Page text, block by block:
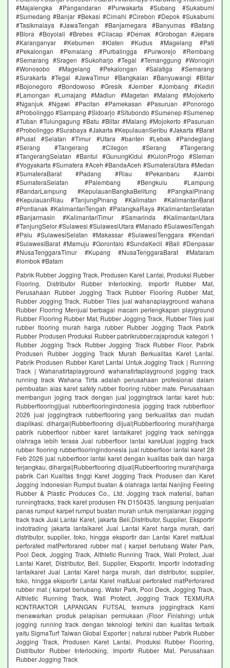
#Majalengka #Pangandaran #Purwakarta #Subang #Sukabumi
#Sumedang #Banjar #Bekasi #Cimahi #Cirebon #Depok #Sukabumi
#Tasikmalaya #JawaTengah #Banjarnegara #Banyumas #Batang
#Blora #Boyolali #Brebes #Cilacap #Demak #Grobogan #Jepara
#Karanganyar #Kebumen #Klaten #Kudus #Magelang #Pati
#Pekalongan #Pemalang #Purbalingga #Purworejo #Rembang
#Semarang #Sragen #Sukoharjo #Tegal #Temanggung #Wonogiri
#Wonosobo #Magelang #Pekalongan #Salatiga #Semarang
#Surakarta #Tegal #JawaTimur #Bangkalan #Banyuwangi #Blitar
#Bojonegoro #Bondowoso #Gresik #Jember #Jombang #Kediri
#Lamongan #Lumajang #Madiun #Magetan #Malang #Mojokerto
#Nganjuk #Ngawi #Pacitan #Pamekasan #Pasuruan #Ponorogo
#Probolinggo #Sampang #Sidoarjo #Situbondo #Sumenep #Sumenep
#Tuban #Tulungagung #Batu #Blitar #Malang #Mojokerto #Pasuruan
#Probolinggo #Surabaya #Jakarta #KepulauanSeribu #Jakarta #Barat
#Pusat #Selatan #Timur #Utara #banten #Lebak #Pandeglang
#Serang #Tangerang #Cilegon #Serang #Tangerang
#TangerangSelatan #Bantul #GunungKidul #KulonProgo #Sleman
#Yogyakarta #Sumatera #Aceh #BandaAceh #SumateraUtara #Medan
#SumateraBarat #Padang #Riau #Pekanbaru #Jambi
#SumateraSelatan #Palembang #Bengkulu #Lampung
#BandarLampung #KepulauanBangkaBelitung #PangkalPinang
#KepulauanRiau #TanjungPinang #Kalimatan #KalimantanBarat
#Pontianak #KalimantanTengah #PalangkaRaya #KalimantanSelatan
#Banjarmasin #KalimantanTimur #Samarinda #KalimantanUtara
#TanjungSelor #Sulawesi #SulawesiUtara #Manado #SulawesiTengah
#Palu #SulawesiSelatan #Makassar #SulawesiTenggara #Kendari
#SulawesiBarat #Mamuju #Gorontalo #SundaKecil #Bali #Denpasar
#NusaTenggaraTimur #Kupang #NusaTenggaraBarat #Mataram
#lombok #Batam
Pabrik Rubber Jogging Track, Produsen Karet Lantai, Produksi Rubber
Flooring, Distributor Rubber Interlocking, Importir Rubber Mat,
Perusahaan Rubber Jogging Track Rubber Flooring Rubber Mat,
Rubber Jogging Track, Rubber Tiles jual wahanaplayground wahana
Rubber Flooring Menjual berbagai macam perlengkapan playground
Rubber Flooring Rubber Mat, Rubber Jogging Track, Rubber Tiles jual
rubber flooring murah harga rubber Rubber Jogging Track Pabrik
Rubber Produsen Produksi Rubber pabrikrubber.rajaproduk kategori 1
Rubber Jogging Track Rubber Jogging Track Rubber Floor. Pabrik
Produsen Rubber Jogging Track Murah Berkualitas Karet Lantai.
Pabrik Produsen Rubber Karet Lantai Untuk Jogging Track | Running
Track | Wahanatirtaplayground wahanatirtaplayground jogging track
running track Wahana Tirta adalah perusahaan profesional dalam
pembuatan alas karet safety rubber flooring rubber mate. Perusahaan
membangun joging track dengan jual joggingtrack lantai karet hub:
Rubberflooring|jual rubberflooringindonesia jogging track rubberfloor
2026 jual joggingtrack rubberflooring yang berkualitas dan mudah
diaplikasi. dihargai|Rubberflooring dijual|Rubberflooring murah|harga
pabrik rubberfloor rubber karet lantaikaret jogging track sehingga
olahraga lebih terasa Jual rubberfloor lantai karetJual jogging track
rubber flooring rubberflooringindonesia jual rubberfloor lantai karet 28
Feb 2026 jual rubberfloor lantai karet dengan kualitas baik dan harga
terjangkau, dihargai|Rubberflooring dijual|Rubberflooring murah|harga
pabrik Cari Kualitas tinggi Karet Jogging Track Produsen dan Karet
Jogging indonesian Rumput buatan & olahraga lantai Nanjing Feeling
Rubber & Plastic Produces Co., Ltd. Jogging track material, bahan
runningtracks, track karet produsen FN D150435. langsung penjualan
panas rumput karpet rumput buatan murah untuk menjalankan jogging
track track Jual Lantai Karet, jakarta Beli,Distributor, Supplier, Eksportir
indotrading jakarta lantaikaret Jual Lantai Karet harga murah, dari
distributor, supplier, toko, hingga eksportir dan Lantai Karet mattJual
perforated matPerforared rubber mat ( karpet berlubang Water Park,
Pool Deck, Jogging Track, Althletic Running Track, Wall Protect, Jual
Lantai Karet, Distributor, Beli, Supplier, Eksportir, Importir indotrading
lantaikaret Jual Lantai Karet harga murah, dari distributor, supplier,
toko, hingga eksportir Lantai Karet mattJual perforated matPerforared
rubber mat ( karpet berlubang. Water Park, Pool Deck, Jogging Track,
Althletic Running Track, Wall Protect, Jogging Track TEXMURA
KONTRAKTOR LAPANGAN FUTSAL texmura joggingtrack Kami
menawarkan produk pelapisan permukaan (Floor Finishing) untuk
jogging running track dengan teknologi terkini dan kualitas terbaik
yaitu SigmaTurf Taiwan Global Exporter | natural rubber Pabrik Rubber
Jogging Track, Produsen Karet Lantai, Produksi Rubber Flooring,
Distributor Rubber Interlocking, Importir Rubber Mat, Perusahaan
Rubber Jogging Track